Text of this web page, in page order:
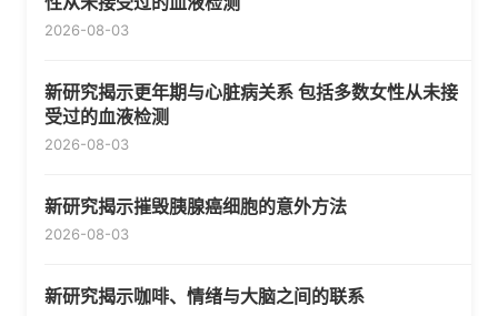
2026-08-03
新研究揭示更年期与心脏病关系 包括多数女性从未接
受过的血液检测
2026-08-03
新研究揭示摧毁胰腺癌细胞的意外方法
2026-08-03
新研究揭示咖啡、情绪与大脑之间的联系